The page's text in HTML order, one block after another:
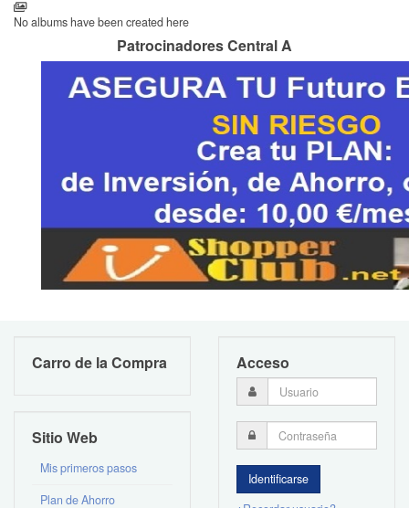
No albums have been created here
Patrocinadores Central A
Carro de la Compra
Sitio Web
Mis primeros pasos
Plan de Ahorro
Acceso